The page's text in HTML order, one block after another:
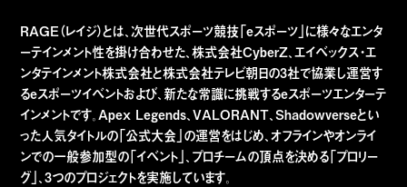
RAGE（レイジ）とは、次世代スポーツ競技「eスポーツ」に様々なエンタ
ーテインメント性を掛け合わせた、株式会社CyberZ、エイベックス・エ
ンタテインメント株式会社と株式会社テレビ朝日の3社で協業し運営す
るeスポーツイベントおよび、新たな常識に挑戦するeスポーツエンターテ
インメントです。Apex Legends、VALORANT、Shadowverseとい
った人気タイトルの「公式大会」の運営をはじめ、オフラインやオンライ
ンでの一般参加型の「イベント」、プロチームの頂点を決める「プロリー
グ」、3つのプロジェクトを実施しています。